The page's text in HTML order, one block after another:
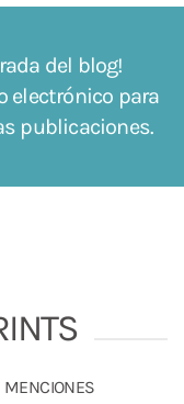
del blog!
electrónico para
publicaciones.
MENCIONES